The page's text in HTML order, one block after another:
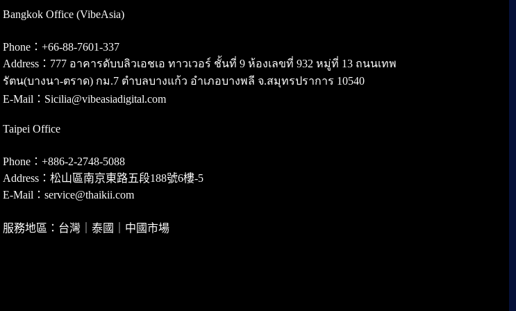
Bangkok Office (VibeAsia)
Phone：+66-88-7601-337
Address：777 อาคารดับบลิวเอชเอ ทาวเวอร์ ชั้นที่ 9 ห้องเลขที่ 932 หมู่ที่ 13 ถนนเทพ
รัตน(บางนา-ตราด) กม.7 ตำบลบางแก้ว อำเภอบางพลี จ.สมุทรปราการ 10540
E-Mail：Sicilia@vibeasiadigital.com
Taipei Office
Phone：+886-2-2748-5088
Address：松山區南京東路五段188號6樓-5
E-Mail：service@thaikii.com
服務地區：台灣｜泰國｜中國市場